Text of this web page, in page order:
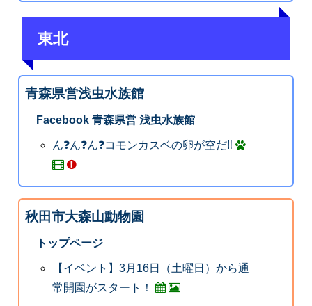
東北
青森県営浅虫水族館
Facebook 青森県営 浅虫水族館
ん❓ん❓ん❓コモンカスベの卵が空だ‼️
秋田市大森山動物園
トップページ
【イベント】3月16日（土曜日）から通
常開園がスタート！